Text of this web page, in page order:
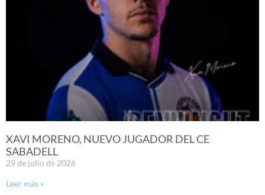
XAVI MORENO, NUEVO JUGADOR DEL CE
SABADELL
29 de julio de 2026
Leer más »